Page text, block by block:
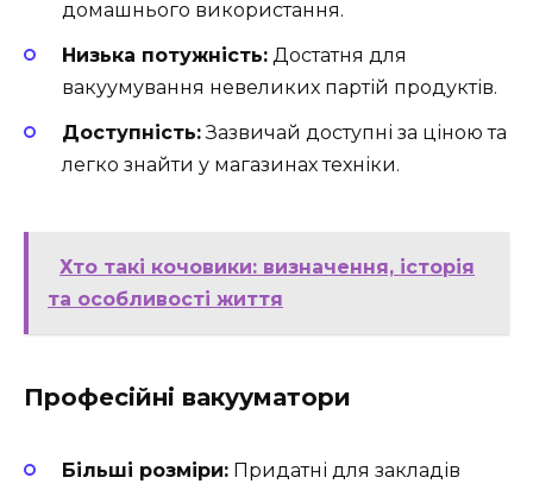
домашнього використання.
Низька потужність: Достатня для
вакуумування невеликих партій продуктів.
Доступність:Зазвичай доступні за ціною та
легко знайти у магазинах техніки.
Хто такі кочовики: визначення, історія
та особливості життя
Професійні вакууматори
Більші розміри: Придатні для закладів